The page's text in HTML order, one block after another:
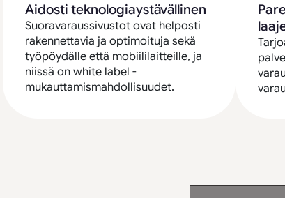
Aidosti teknologiaystävällinen
Suoravaraussivustot ovat helposti
rakennettavia ja optimoituja sekä
työpöydälle että mobiililaitteille, ja
niissä on white label -
mukauttamismahdollisuudet.